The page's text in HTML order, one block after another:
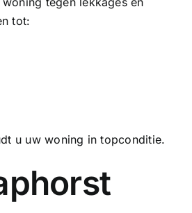
tot:
u uw woning in topconditie.